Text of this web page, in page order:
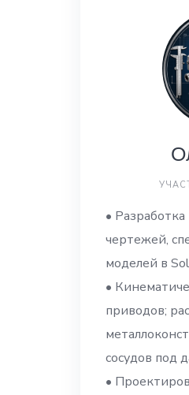
•
чертежей,
моделей в
•
приводов;
сосудов под
•